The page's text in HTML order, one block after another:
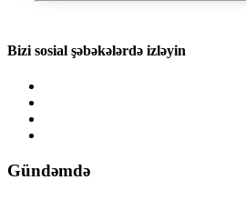
Bizi sosial şəbəkələrdə izləyin
Gündəmdə